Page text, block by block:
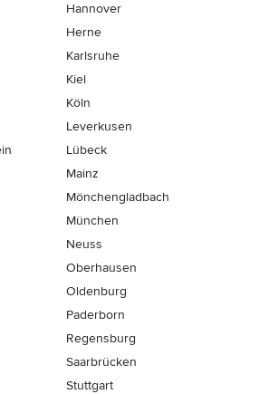
Hannover
Herne
Karlsruhe
Kiel
Köln
Leverkusen
Lübeck
Mainz
Mönchen­gladbach
München
Neuss
Oberhausen
Oldenburg
Paderborn
Regensburg
Saarbrücken
Stuttgart